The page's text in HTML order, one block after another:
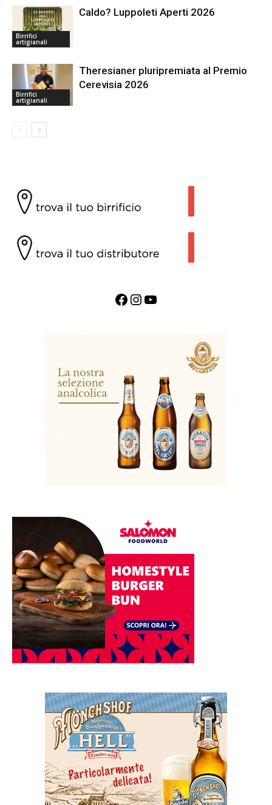
Birrifici
artigianali
Caldo? Luppoleti Aperti 2026
Birrifici
artigianali
Theresianer pluripremiata al Premio
Cerevisia 2026
Facebook InstagramYouTube